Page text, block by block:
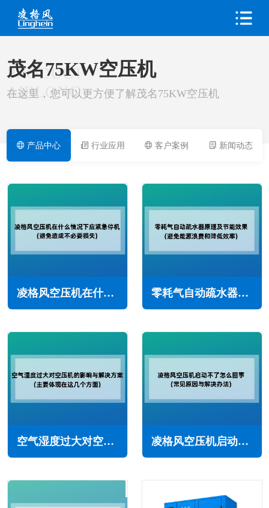
PRODUCT
AIRLONG
茂名75KW空压机
在这里，您可以更方便了解茂名75KW空压机
产品中心 行业应用 客户案例 新闻动态
凌格风空压机在什么情况下需要紧急停机(避免造成不必要损失) 零耗气自动疏水器原理及节能效果(避免能源浪费和降低效率)
空气湿度过大对空压机的影响与解决方案(主要体现在这几个方面) 凌格风空压机启动不了怎么回事(常见原因与解决办法)